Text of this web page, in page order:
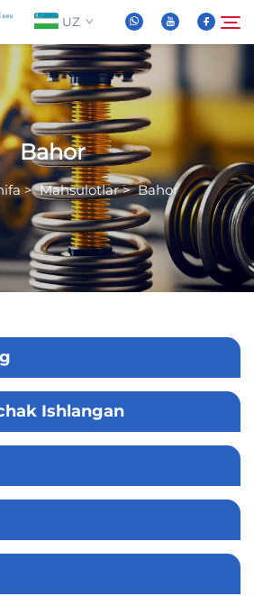
UZ
Savollar
Qidirish
Bahor
>Mahsulotlar>Bahor
Ishlangan